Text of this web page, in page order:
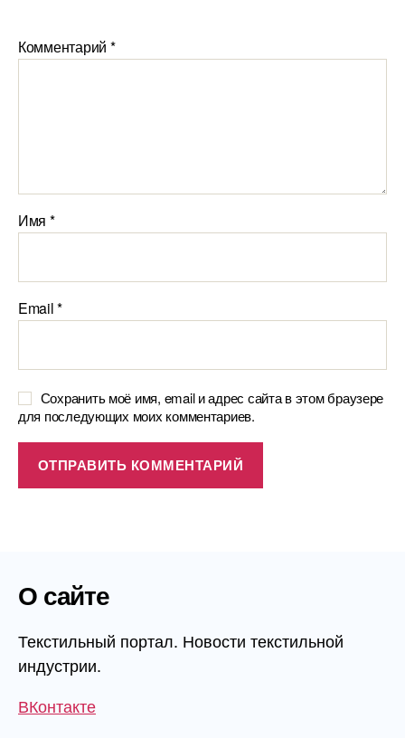
Комментарий *
Имя *
Email*
Сохранить моё имя, email и адрес сайта в этом браузере
для последующих моих комментариев.
О сайте
Текстильный портал. Новости текстильной
индустрии.
ВКонтакте